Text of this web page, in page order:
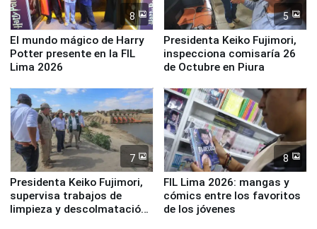
8
El mundo mágico de Harry
Potter presente en la FIL
Lima 2026
5
Presidenta Keiko Fujimori,
inspecciona comisaría 26
de Octubre en Piura
7
Presidenta Keiko Fujimori,
supervisa trabajos de
limpieza y descolmatación
8
FIL Lima 2026: mangas y
cómics entre los favoritos
de los jóvenes